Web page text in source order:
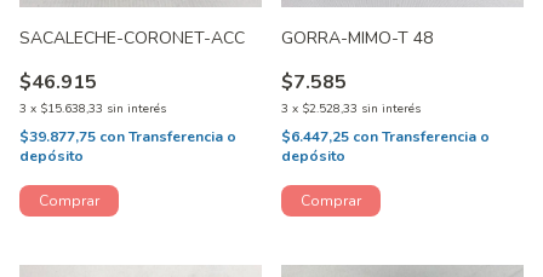
SACALECHE-CORONET-ACC
$46.915
3 x $15.638,33 sin interés
$39.877,75 conTransferencia o
depósito
GORRA-MIMO-T 48
$7.585
3 x $2.528,33 sin interés
$6.447,25 conTransferencia o
depósito